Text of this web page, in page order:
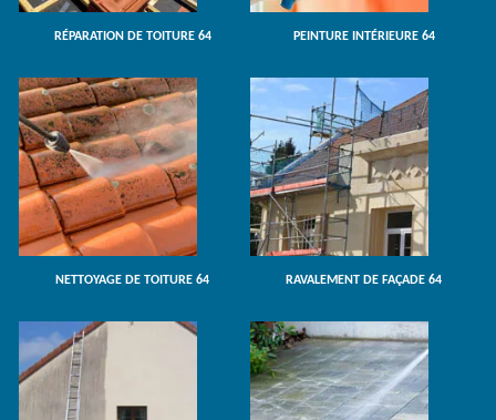
RÉPARATION DE TOITURE 64 PEINTURE INTÉRIEURE 64
NETTOYAGE DE TOITURE 64 RAVALEMENT DE FAÇADE 64